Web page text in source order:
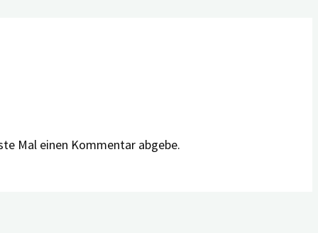
Mal einen Kommentar abgebe.